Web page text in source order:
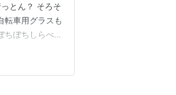
とん？ そろそ
転車用グラスも
ぼちしらべよ
登れるはずも